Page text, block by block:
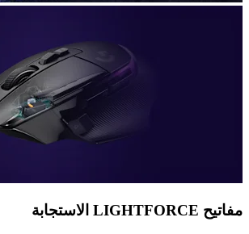
مفاتيح LIGHTFORCE الاستجابة